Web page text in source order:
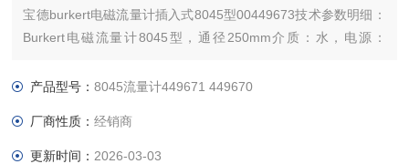
宝德burkert电磁流量计插入式8045型00449673技术参数明细：
Burkert电磁流量计8045型，通径250mm介质：水，电源：
及密封件
449670,449671,4
产品型号：8045流量计449671 449670
厂商性质：经销商
更新时间： 2026-03-03